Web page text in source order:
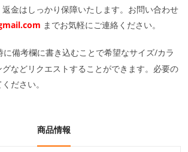
金はしっかり保障いたします。お問い合わせ
までお気軽にご連絡ください。
に備考欄に書き込むことで希望なサイズ/カラ
などリクエストすることができます。必要の
ださい。
商品情報